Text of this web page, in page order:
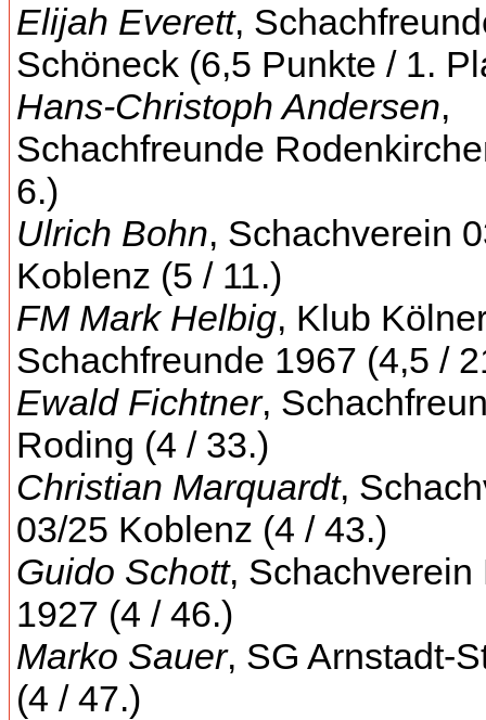
Elijah Everett,
Schöneck (6,5 Punkte / 1.
Hans-Christoph Andersen,
Schachfreunde
6.)
Ulrich Bohn, Schachverein
Koblenz (5 / 11.)
FM Mark Helbig, Klub
Schachfreunde 1967 (4,5 /
Ewald Fichtner,
Roding (4 / 33.)
Christian Marquardt,
03/25 Koblenz (4 / 43.)
Guido Schott, Schachverein
1927 (4 / 46.)
Marko Sauer, SG Arnstadt-
(4 / 47.)